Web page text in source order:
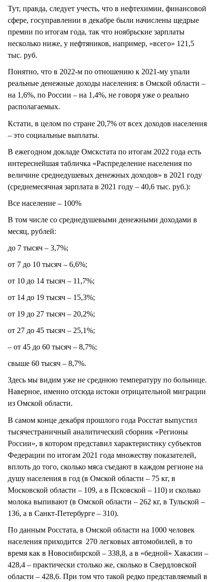
Тут, правда, следует учесть, что в нефтехимии, финансовой
сфере, госуправлении в декабре были начислены щедрые
премии по итогам года, так что ноябрьские зарплаты
несколько ниже, у нефтяников, например, «всего» 121,5
тыс. руб.
Понятно, что в 2022-м по отношению к 2021-му упали
реальные денежные доходы населения: в Омской области –
на 1,6%, по России – на 1,4%, не говоря уже о реально
располагаемых.
Кстати, в целом по стране 20,7% от всех доходов населения
– это социальные выплаты.
В ежегодном докладе Омскстата по итогам 2022 года есть
интереснейшая табличка «Распределение населения по
величине среднедушевых денежных доходов» в 2021 году
(среднемесячная зарплата в 2021 году – 40,6 тыс. руб.):
Все население – 100%
В том числе со среднедушевыми денежными доходами в
месяц, рублей:
до 7 тысяч – 3,7%;
от 7 до 10 тысяч – 6,6%;
от 10 до 14 тысяч – 11,7%;
от 14 до 19 тысяч – 15,3%;
от 19 до 27 тысяч – 20,2%;
от 27 до 45 тысяч – 25,1%;
– от 45 до 60 тысяч – 8,7%;
свыше 60 тысяч – 8,7%.
Здесь мы видим уже не среднюю температуру по больнице.
Наверное, именно отсюда истоки отрицательной миграции
из Омской области.
В самом конце декабря прошлого года Росстат выпустил
тысячестраничный аналитический сборник «Регионы
России», в котором представил характеристику субъектов
Федерации по итогам 2021 года множеству показателей,
вплоть до того, сколько мяса съедают в каждом регионе на
душу населения в год (в Омской области – 75 кг, в
Московской области – 109, а в Псковской – 110) и сколько
молока выпивают (в Омской области – 262 кг, в Тульской –
136, а в Санкт-Петербурге – 310).
По данным Росстата, в Омской области на 1000 человек
населения приходится 270 легковых автомобилей, в то
время как в Новосибирской – 338,8, а в «бедной» Хакасии –
428,4 – практически столько же, сколько в Свердловской
области – 428,6. При том что такой редко представляемый в